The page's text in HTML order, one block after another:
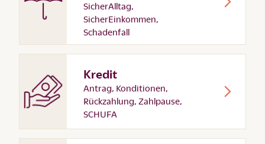
SicherAlltag,
SicherEinkommen,
Schadenfall
Kredit
Antrag, Konditionen,
Rückzahlung, Zahlpause,
SCHUFA